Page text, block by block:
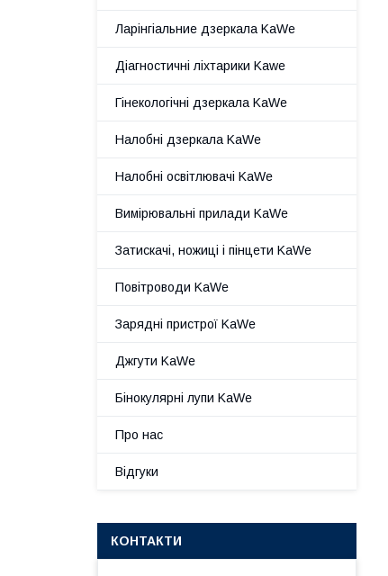
Ларінгіальние дзеркала KaWe
Діагностичні ліхтарики Kawe
Гінекологічні дзеркала KaWe
Налобні дзеркала KaWe
Налобні освітлювачі KaWe
Вимірювальні прилади KaWe
Затискачі, ножиці і пінцети KaWe
Повітроводи KaWe
Зарядні пристрої KaWe
Джгути KaWe
Бінокулярні лупи KaWe
Про нас
Відгуки
КОНТАКТИ